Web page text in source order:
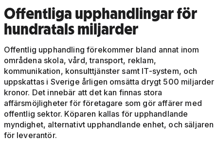
Offentliga upphandlingar för
hundratals miljarder
Offentlig upphandling förekommer bland annat inom
områdena skola, vård, transport, reklam,
kommunikation, konsulttjänster samt IT-system, och
uppskattas i Sverige årligen omsätta drygt 500 miljarder
kronor. Det innebär att det kan finnas stora
affärsmöjligheter för företagare som gör affärer med
offentlig sektor. Köparen kallas för upphandlande
myndighet, alternativt upphandlande enhet, och säljaren
för leverantör.